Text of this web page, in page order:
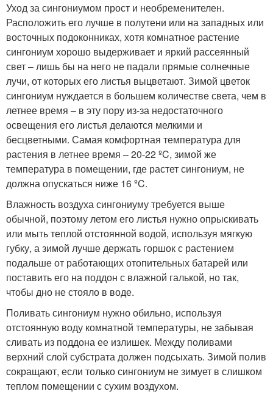
Уход за сингониумом прост и необременителен.
Расположить его лучше в полутени или на западных или
восточных подоконниках, хотя комнатное растение
сингониум хорошо выдерживает и яркий рассеянный
свет – лишь бы на него не падали прямые солнечные
лучи, от которых его листья выцветают. Зимой цветок
сингониум нуждается в большем количестве света, чем в
летнее время – в эту пору из-за недостаточного
освещения его листья делаются мелкими и
бесцветными. Самая комфортная температура для
растения в летнее время – 20-22 ºC, зимой же
температура в помещении, где растет сингониум, не
должна опускаться ниже 16 ºC.
Влажность воздуха сингониуму требуется выше
обычной, поэтому летом его листья нужно опрыскивать
или мыть теплой отстоянной водой, используя мягкую
губку, а зимой лучше держать горшок с растением
подальше от работающих отопительных батарей или
поставить его на поддон с влажной галькой, но так,
чтобы дно не стояло в воде.
Поливать сингониум нужно обильно, используя
отстоянную воду комнатной температуры, не забывая
сливать из поддона ее излишек. Между поливами
верхний слой субстрата должен подсыхать. Зимой полив
сокращают, если только сингониум не зимует в слишком
теплом помещении с сухим воздухом.